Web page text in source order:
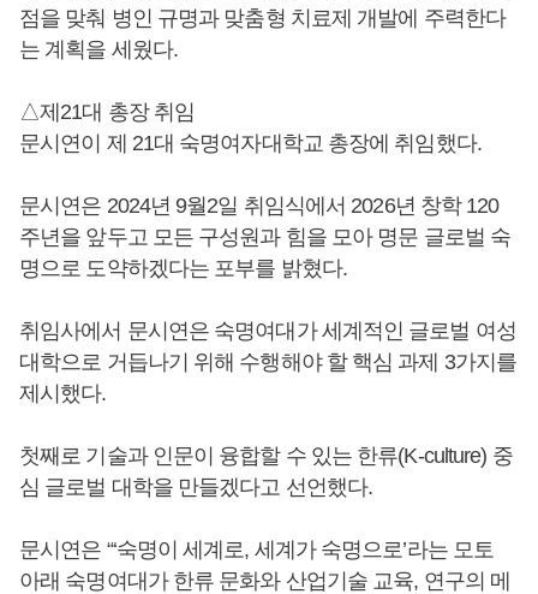
점을 맞춰 병인 규명과 맞춤형 치료제 개발에 주력한다
는 계획을 세웠다.
△제21대 총장 취임
문시연이 제 21대 숙명여자대학교 총장에 취임했다.
문시연은 2024년 9월2일 취임식에서 2026년 창학 120
주년을 앞두고 모든 구성원과 힘을 모아 명문 글로벌 숙
명으로 도약하겠다는 포부를 밝혔다.
취임사에서 문시연은 숙명여대가 세계적인 글로벌 여성
대학으로 거듭나기 위해 수행해야 할 핵심 과제 3가지를
제시했다.
첫째로 기술과 인문이 융합할 수 있는 한류(K-culture) 중
심 글로벌 대학을 만들겠다고 선언했다.
문시연은 “‘숙명이 세계로, 세계가 숙명으로’라는 모토
아래 숙명여대가 한류 문화와 산업기술 교육, 연구의 메